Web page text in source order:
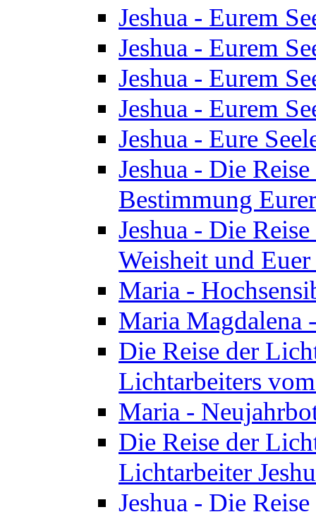
Jeshua - Eurem
Jeshua - Eurem
Jeshua - Eurem
Jeshua - Eurem
Jeshua - Eure
Jeshua - Die
Bestimmung
Jeshua - Die
Weisheit und
Maria -
Maria Magdalena
Die Reise der
Lichtarbeiters
Maria -
Die Reise der
Lichtarbeiter
Jeshua - Die